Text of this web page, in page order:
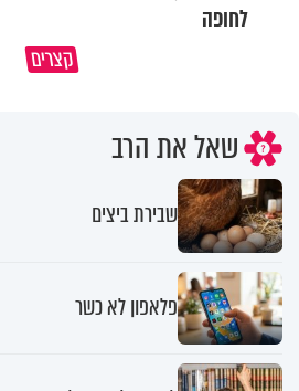
לחופה
קצרים
לפעמים המערכת מפספסת את הלב
שאל את הרב
שבירת ביצים
פלאפון לא כשר